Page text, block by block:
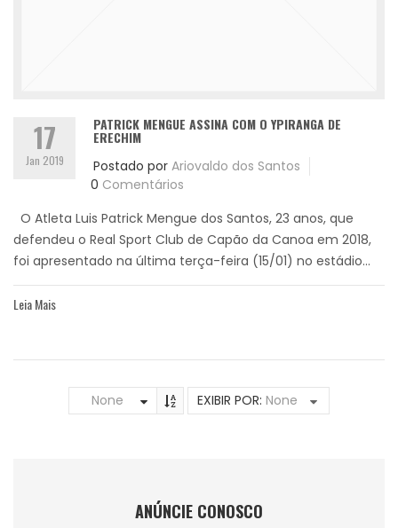
17
Jan 2019
PATRICK MENGUE ASSINA COM O YPIRANGA DE
ERECHIM
Postado por Ariovaldo dos Santos
0 Comentários
O Atleta Luis Patrick Mengue dos Santos, 23 anos, que
defendeu o Real Sport Club de Capão da Canoa em 2018,
foi apresentado na última terça-feira (15/01) no estádio...
Leia Mais
None EXIBIR POR: None
ANÚNCIE CONOSCO